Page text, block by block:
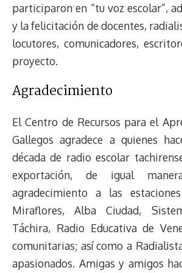
participaron en “tu voz escolar”,
y la felicitación de docentes,
locutores, comunicadores,
proyecto.
Agradecimiento
El Centro de Recursos para el
Gallegos agradece a quienes
década de radio escolar
exportación, de igual
agradecimiento a las
Miraflores, Alba Ciudad,
Táchira, Radio Educativa de
comunitarias; así como a
apasionados. Amigas y amigos